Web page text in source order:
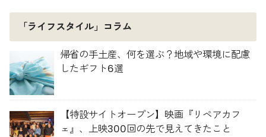
「ライフスタイル」コラム
帰省の手土産、何を選ぶ？地域や環境に配慮
したギフト6選
【特設サイトオープン】映画『リペアカフ
ェ』、上映300回の先で見えてきたこと